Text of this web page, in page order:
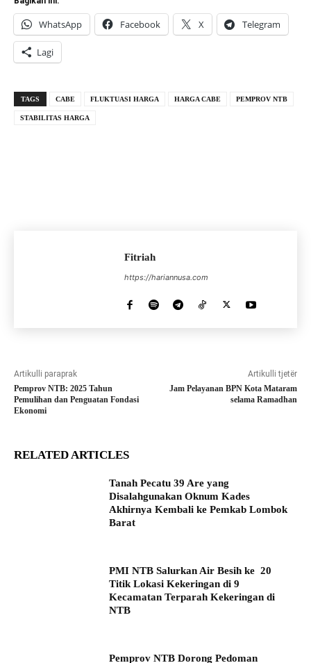
WhatsApp Facebook X Telegram
Lagi
TAGS CABE FLUKTUASI HARGA HARGA CABE PEMPROV NTB
STABILITAS HARGA
Fitriah
https://hariannusa.com
Artikulli paraprak
Pemprov NTB: 2025 Tahun
Pemulihan dan Penguatan Fondasi
Ekonomi
Artikulli tjetër
Jam Pelayanan BPN Kota Mataram
selama Ramadhan
RELATED ARTICLES
Tanah Pecatu 39 Are yang
Disalahgunakan Oknum Kades
Akhirnya Kembali ke Pemkab Lombok
Barat
PMI NTB Salurkan Air Besih ke 20
Titik Lokasi Kekeringan di 9
Kecamatan Terparah Kekeringan di
NTB
Pemprov NTB Dorong Pedoman